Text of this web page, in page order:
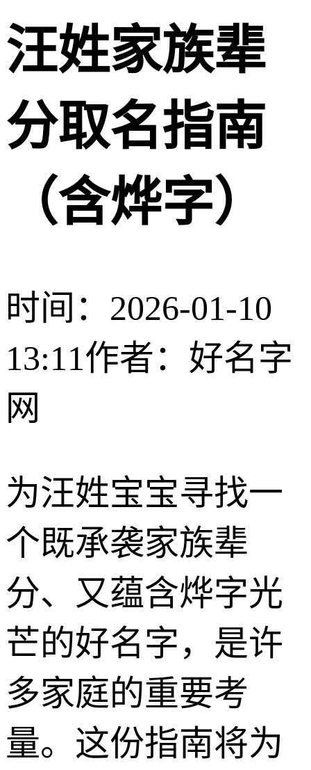
汪姓家族辈
分取名指南
（含烨字）
时间：2026-01-10
13:11作者：好名字
网
为汪姓宝宝寻找一
个既承袭家族辈
分、又蕴含烨字光
芒的好名字，是许
多家庭的重要考
量。这份指南将为